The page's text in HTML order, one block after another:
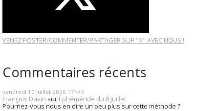
VENEZ POSTER/COMMENTER/PARTAGER SUR "X" AVEC NOUS !
Commentaires récents
vendredi 10 juillet 2026 17h40
François Davin sur Éphéméride du 8 juillet
Pourriez-vous nous en dire un peu plus sur cette méthode ?